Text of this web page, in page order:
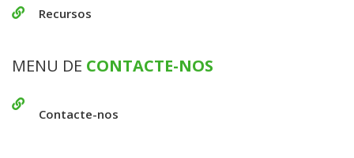
Recursos
MENU DE CONTACTE-NOS
Contacte-nos